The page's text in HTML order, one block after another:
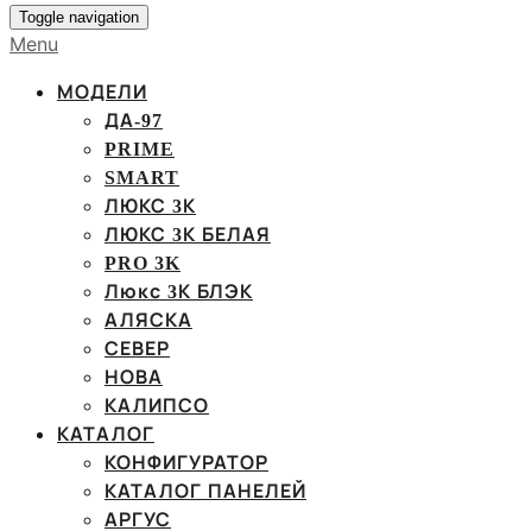
Toggle navigation
Menu
МОДЕЛИ
ДА-97
PRIME
SMART
ЛЮКС 3К
ЛЮКС 3К БЕЛАЯ
PRO 3K
Люкс 3К БЛЭК
АЛЯСКА
СЕВЕР
НОВА
КАЛИПСО
КАТАЛОГ
КОНФИГУРАТОР
КАТАЛОГ ПАНЕЛЕЙ
АРГУС